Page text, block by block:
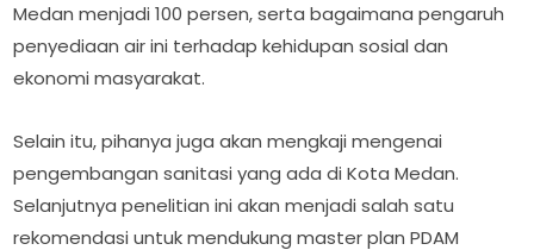
Medan menjadi 100 persen, serta bagaimana pengaruh
penyediaan air ini terhadap kehidupan sosial dan
ekonomi masyarakat.
Selain itu, pihanya juga akan mengkaji mengenai
pengembangan sanitasi yang ada di Kota Medan.
Selanjutnya penelitian ini akan menjadi salah satu
rekomendasi untuk mendukung master plan PDAM